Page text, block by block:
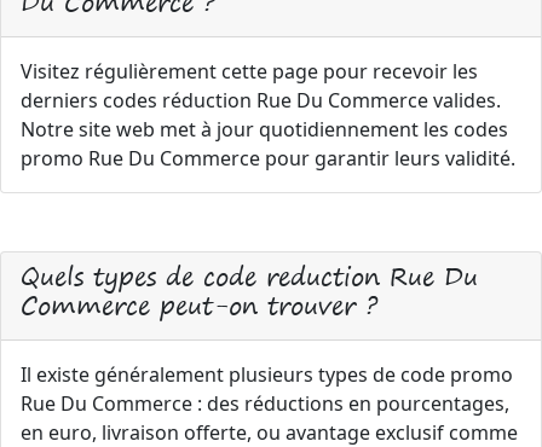
Visitez régulièrement cette page pour recevoir les
derniers codes réduction Rue Du Commerce valides.
Notre site web met à jour quotidiennement les codes
promo Rue Du Commerce pour garantir leurs validité.
Quels types de code reduction Rue Du
Commerce peut-on trouver ?
Il existe généralement plusieurs types de code promo
Rue Du Commerce : des réductions en pourcentages,
en euro, livraison offerte, ou avantage exclusif comme